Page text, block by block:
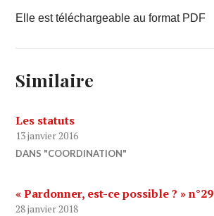
Elle est téléchargeable au format PDF
Similaire
Les statuts
13 janvier 2016
DANS "COORDINATION"
« Pardonner, est-ce possible ? » n°29
28 janvier 2018